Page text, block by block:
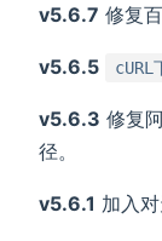
v5.6.7 修复
v5.6.5 cURL
v5.6.3 修复
径。
v5.6.1 加入